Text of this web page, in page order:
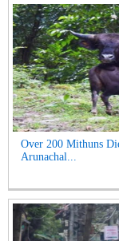
Over 200 Mithuns
Arunachal...